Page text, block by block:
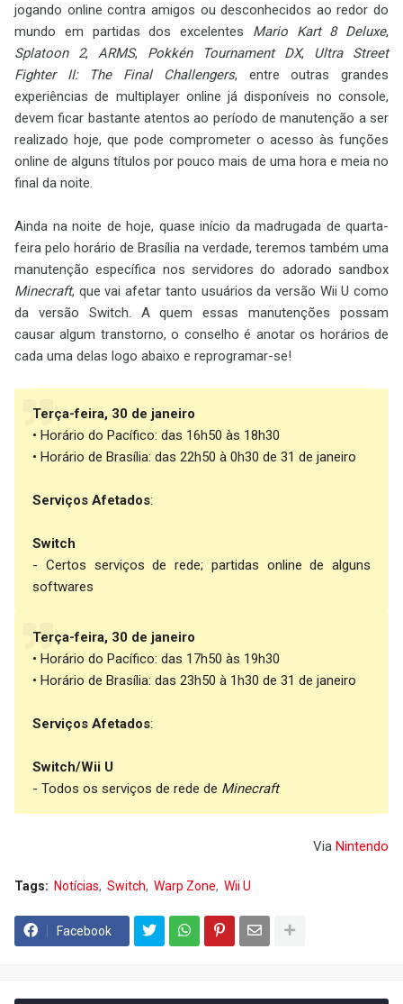
jogando online contra amigos ou desconhecidos ao redor do
mundo em partidas dos excelentes Mario Kart 8 Deluxe,
Splatoon 2, ARMS, Pokkén Tournament DX, Ultra Street
Fighter II: The Final Challengers, entre outras grandes
experiências de multiplayer online já disponíveis no console,
devem ficar bastante atentos ao período de manutenção a ser
realizado hoje, que pode comprometer o acesso às funções
online de alguns títulos por pouco mais de uma hora e meia no
final da noite.
Ainda na noite de hoje, quase início da madrugada de quarta-
feira pelo horário de Brasília na verdade, teremos também uma
manutenção específica nos servidores do adorado sandbox
Minecraft, que vai afetar tanto usuários da versão Wii U como
da versão Switch. A quem essas manutenções possam
causar algum transtorno, o conselho é anotar os horários de
cada uma delas logo abaixo e reprogramar-se!
Terça-feira, 30 de janeiro
• Horário do Pacífico: das 16h50 às 18h30
• Horário de Brasília: das 22h50 à 0h30 de 31 de janeiro
Serviços Afetados:
Switch
- Certos serviços de rede; partidas online de alguns
softwares
Terça-feira, 30 de janeiro
• Horário do Pacífico: das 17h50 às 19h30
• Horário de Brasília: das 23h50 à 1h30 de 31 de janeiro
Serviços Afetados:
Switch/Wii U
- Todos os serviços de rede de Minecraft
Via Nintendo
Tags: Notícias Switch Warp Zone Wii U
Facebook